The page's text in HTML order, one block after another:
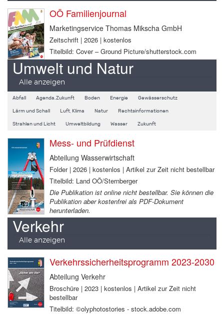
OÖ Familienjournal
Marketingservice Thomas Mikscha GmbH
Zeitschrift | 2026 | kostenlos
Titelbild: Cover – Ground Picture/shutterstock.com
Umwelt und Natur
Alle anzeigen
Abfall Agenda.Zukunft Boden Energie Gewässerschutz
Lärm und Schall Luft, Klima Natur Rechtsinformationen
Strahlen und Licht Umweltbildung Wasser Zukunft
Mess- und Prüfdienst
Abteilung Wasserwirtschaft
Folder | 2026 | kostenlos | Artikel zur Zeit nicht bestellbar
Titelbild: Land OÖ/Sternberger
Die Publikation ist online nicht bestellbar. Sie können die
Publikation aber kostenfrei als PDF-Dokument
herunterladen.
Verkehr
Alle anzeigen
Verkehrssicherheitsprogramm 2023-2030
Abteilung Verkehr
Broschüre | 2023 | kostenlos | Artikel zur Zeit nicht
bestellbar
Titelbild: ©olyphotostories - stock.adobe.com